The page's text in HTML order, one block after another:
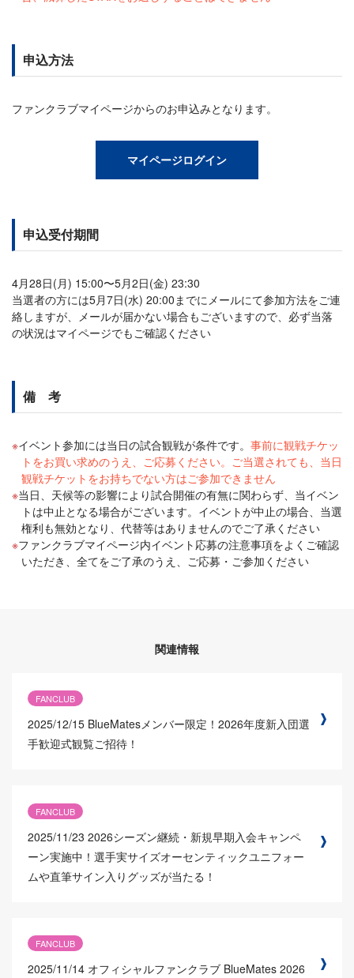
申込方法
ファンクラブマイページからのお申込みとなります。
マイページログイン
申込受付期間
4月28日(月) 15:00〜5月2日(金) 23:30
当選者の方には5月7日(水) 20:00までにメールにて参加方法をご連
絡しますが、メールが届かない場合もございますので、必ず当落
の状況はマイページでもご確認ください
備 考
イベント参加には当日の試合観戦が条件です。 事前に観戦チケッ
トをお買い求めのうえ、ご応募ください。ご当選されても、当日
観戦チケットをお持ちでない方はご参加できません
当日、天候等の影響により試合開催の有無に関わらず、当イベン
トは中止となる場合がございます。イベントが中止の場合、当選
権利も無効となり、代替等はありませんのでご了承ください
ファンクラブマイページ内イベント応募の注意事項をよくご確認
いただき、全てをご了承のうえ、ご応募・ご参加ください
関連情報
FANCLUB
2025/12/15 BlueMatesメンバー限定！2026年度新入団選
手歓迎式観覧ご招待！
FANCLUB
2025/11/23 2026シーズン継続・新規早期入会キャンペ
ーン実施中！選手実サイズオーセンティックユニフォー
ムや直筆サイン入りグッズが当たる！
FANCLUB
2025/11/14 オフィシャルファンクラブ BlueMates 2026